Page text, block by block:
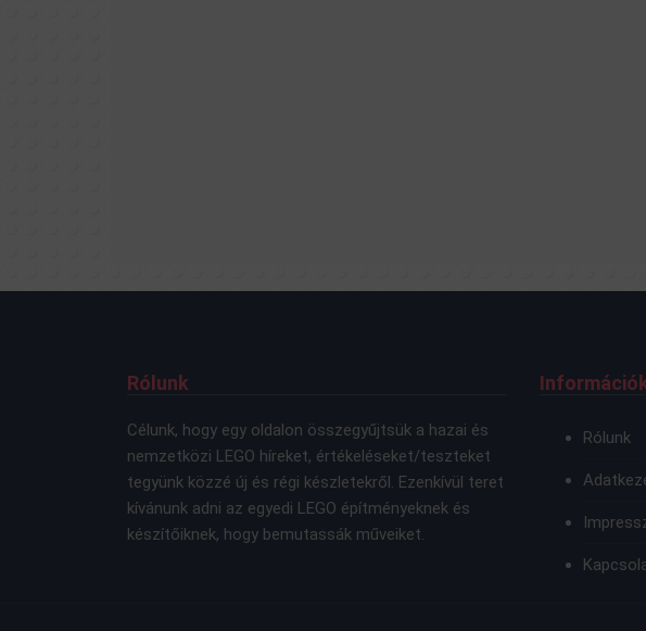
Rólunk
Célunk, hogy egy oldalon összegyűjtsük a hazai és
nemzetközi LEGO híreket, értékeléseket/teszteket
tegyünk közzé új és régi készletekről. Ezenkívül teret
kívánunk adni az egyedi LEGO építményeknek és
készítőiknek, hogy bemutassák műveiket.
Rólunk